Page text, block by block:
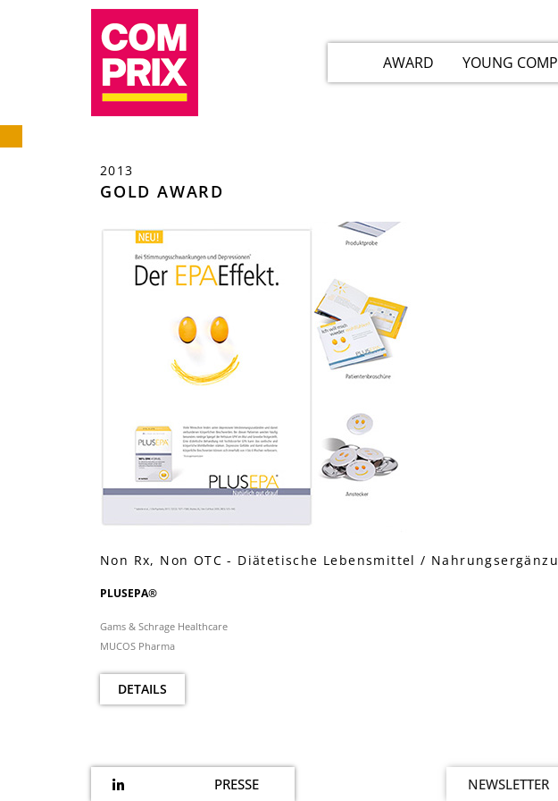
AWARD YOUNG
2013
GOLD AWARD
Non Rx, Non OTC - Diätetische Lebensmittel /
PLUSEPA®
Gams & Schrage Healthcare
MUCOS Pharma
DETAILS
PRESSE NEWSLETTER